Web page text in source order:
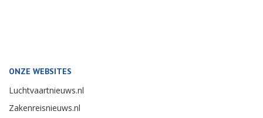
ONZE WEBSITES
Luchtvaartnieuws.nl
Zakenreisnieuws.nl